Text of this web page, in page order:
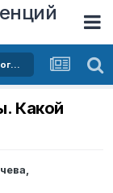
Цифровая трансформация как фактор устойчивого развития машиностроения: социологический анализ управленческих практик
Какой
,